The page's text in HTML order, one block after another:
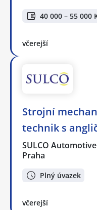
40 000 – 55 000
včerejší
Strojní
technik s
SULCO
Praha
Plný úvazek
včerejší